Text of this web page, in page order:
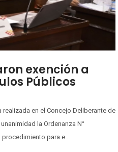
exención a
Públicos
realizada en el Concejo Deliberante de
la Ordenanza N°
para e...